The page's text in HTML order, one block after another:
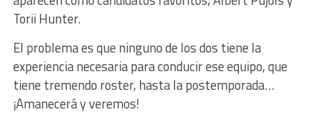
Torii Hunter.
El problema es que ninguno de los dos tiene la
experiencia necesaria para conducir ese equipo, que
tiene tremendo roster, hasta la postemporada…
¡Amanecerá y veremos!